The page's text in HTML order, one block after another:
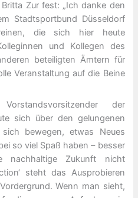
Zur fest: „Ich danke den
Stadtsportbund Düsseldorf
die sich hier heute
und Kollegen des
beteiligten Ämtern für
Veranstaltung auf die Beine
der
sich über den gelungenen
bewegen, etwas Neues
so viel Spaß haben – besser
Zukunft nicht
steht das Ausprobieren
Wenn man sieht,